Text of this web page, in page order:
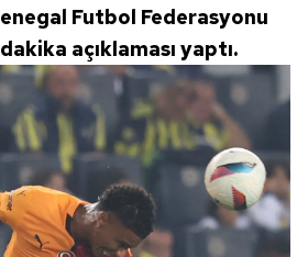
Futbol Federasyonu
açıklaması yaptı.